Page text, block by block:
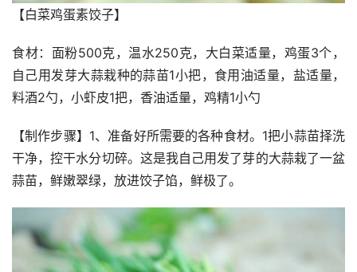
【白菜鸡蛋素饺子】
食材：面粉500克，温水250克，大白菜适量，鸡蛋3个，
自己用发芽大蒜栽种的蒜苗1小把，食用油适量，盐适量，
料酒2勺，小虾皮1把，香油适量，鸡精1小勺
【制作步骤】1、准备好所需要的各种食材。1把小蒜苗择洗
干净，控干水分切碎。这是我自己用发了芽的大蒜栽了一盆
蒜苗，鲜嫩翠绿，放进饺子馅，鲜极了。